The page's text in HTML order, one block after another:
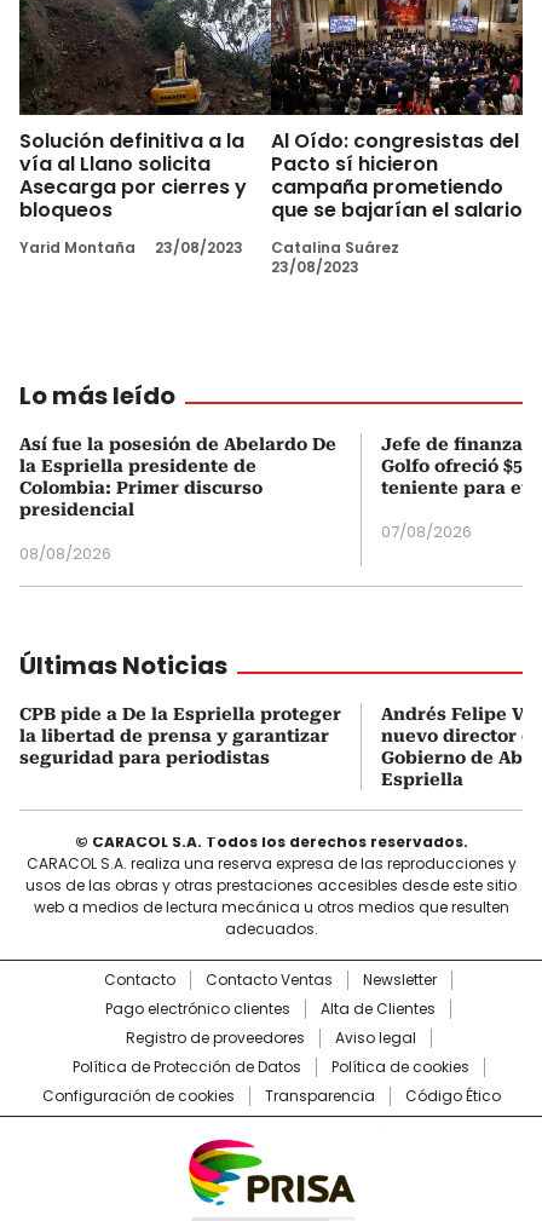
Solución definitiva a la
vía al Llano solicita
Asecarga por cierres y
bloqueos
Yarid Montaña 23/08/2023
Al Oído: congresistas del
Pacto sí hicieron
campaña prometiendo
que se bajarían el salario
Catalina Suárez
23/08/2023
Lo más leído
Así fue la posesión de Abelardo De
la Espriella presidente de
Colombia: Primer discurso
presidencial
08/08/2026
Jefe de finanzas
Golfo ofreció
teniente para
07/08/2026
Últimas Noticias
CPB pide a De la Espriella proteger
la libertad de prensa y garantizar
seguridad para periodistas
Andrés Felipe
nuevo director
Gobierno de
Espriella
© CARACOL S.A. Todos los derechos reservados.
CARACOL S.A. realiza una reserva expresa de las reproducciones y
usos de las obras y otras prestaciones accesibles desde este sitio
web a medios de lectura mecánica u otros medios que resulten
adecuados.
Contacto Contacto Ventas
Newsletter
Pago electrónico clientes
Alta de Clientes
Registro de proveedores
Aviso legal
Política de Protección de Datos
Política de cookies
Configuración de cookies
Transparencia Código Ético